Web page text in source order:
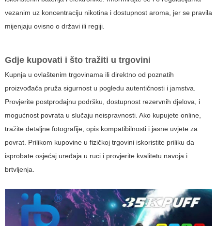
vezanim uz koncentraciju nikotina i dostupnost aroma, jer se pravila
mijenjaju ovisno o državi ili regiji.
Gdje kupovati i što tražiti u trgovini
Kupnja u ovlaštenim trgovinama ili direktno od poznatih
proizvođača pruža sigurnost u pogledu autentičnosti i jamstva.
Provjerite postprodajnu podršku, dostupnost rezervnih djelova, i
mogućnost povrata u slučaju neispravnosti. Ako kupujete online,
tražite detaljne fotografije, opis kompatibilnosti i jasne uvjete za
povrat. Prilikom kupovine u fizičkoj trgovini iskoristite priliku da
isprobate osjećaj uređaja u ruci i provjerite kvalitetu navoja i
brtvljenja.